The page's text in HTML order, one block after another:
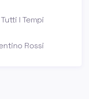
I Tempi
Rossi